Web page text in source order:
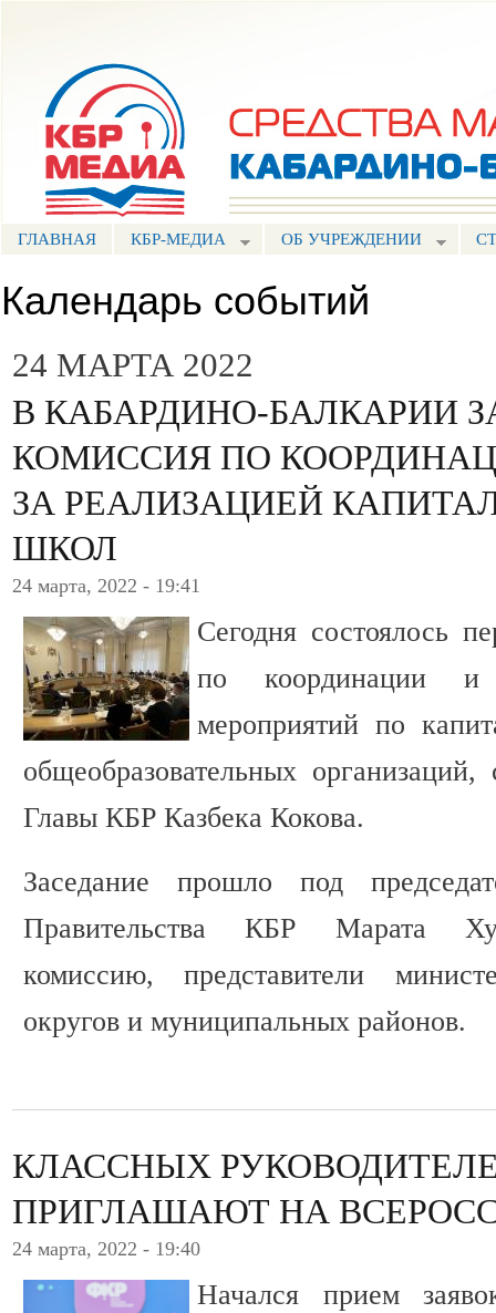
ГЛАВНАЯ КБР-МЕДИА ОБ УЧРЕЖДЕНИИ
Календарь событий
24 МАРТА 2022
В КАБАРДИНО-БАЛКАРИИ
КОМИССИЯ ПО
ЗА РЕАЛИЗАЦИЕЙ
ШКОЛ
24 марта, 2022 - 19:41
Сегодня состоялось
по координации и
мероприятий по
общеобразовательных
Главы КБР Казбека Кокова.
Заседание прошло под
Правительства КБР Марата
комиссию, представители
округов и муниципальных районов.
КЛАССНЫХ
ПРИГЛАШАЮТ НА
24 марта, 2022 - 19:40
Начался прием